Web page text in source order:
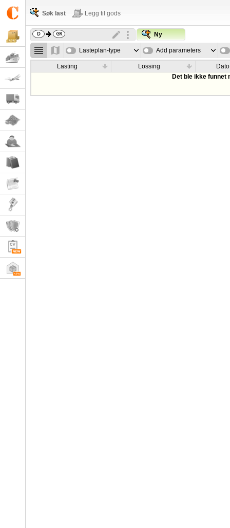
Søk last Legg til gods
Ny
Lasteplan-type Add parameters
Lasting Lossing
Dato
Det ble ikke funnet